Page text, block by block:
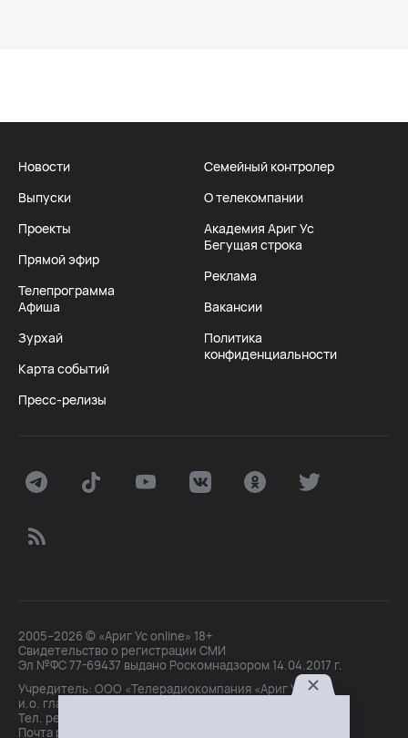
Новости
Выпуски
Проекты
Прямой эфир
Телепрограмма
Афиша
Зурхай
Карта событий
Пресс-релизы
Семейный контролер
О телекомпании
Академия Ариг Ус
Бегущая строка
Реклама
Вакансии
Политика
конфиденциальности
2005–2026 © «Ариг Ус online» 18+
Свидетельство о регистрации СМИ
Эл №ФС 77-69437 выдано Роскомнадзором 14.04.2017 г.
Учредитель: ООО «Телерадиокомпания «Ариг Ус»,
и.о. главного редактора: Маханова О.Б.
Тел. peдakции: +7(3012)21-30-14,
Почта peдakции: editor@arigus.tv